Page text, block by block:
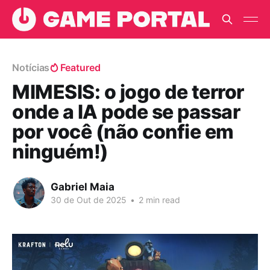
Notícias Featured
MIMESIS: o jogo de terror
onde a IA pode se passar
por você (não confie em
ninguém!)
Gabriel Maia
30 de Out de 2025 • 2 min read